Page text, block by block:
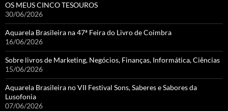
OS MEUS CINCO TESOUROS
30/06/2026
Aquarela Brasileira na 47ª Feira do Livro de Coimbra
16/06/2026
Sobre livros de Marketing, Negócios, Finanças, Informática, Ciências
15/06/2026
Aquarela Brasileira no VII Festival Sons, Saberes e Sabores da
Lusofonia
07/06/2026